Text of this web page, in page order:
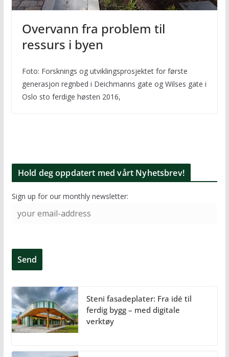
Overvann fra problem til
ressurs i byen
Foto: Forsknings og utviklingsprosjektet for første
generasjon regnbed i Deichmanns gate og Wilses gate i
Oslo sto ferdige høsten 2016,
Hold deg oppdatert med vårt Nyhetsbrev!
Sign up for our monthly newsletter:
Steni fasadeplater: Fra idé til
ferdig bygg – med digitale
verktøy